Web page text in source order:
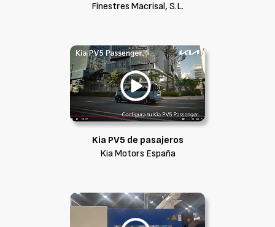
Finestres Macrisal, S.L.
Kia PV5 de pasajeros
Kia Motors España